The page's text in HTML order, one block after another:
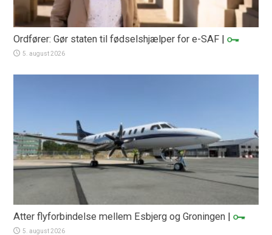
Ordfører: Gør staten til fødselshjælper for e-SAF |
5. august 2026
Atter flyforbindelse mellem Esbjerg og Groningen |
5. august 2026